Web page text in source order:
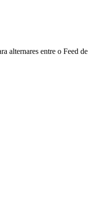
alternares entre o Feed de